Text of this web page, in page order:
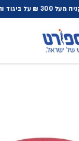
והנעלה📦